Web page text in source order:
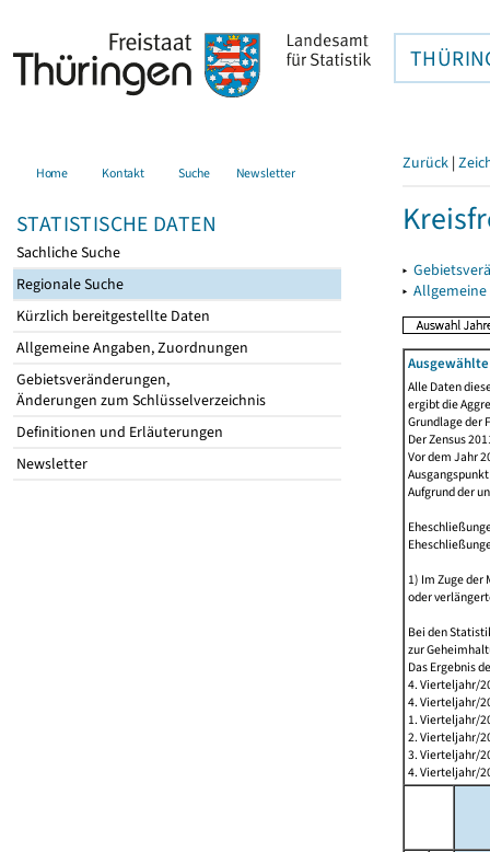
Home Kontakt Suche Newsletter
STATISTISCHE DATEN
Sachliche Suche
Regionale Suche
Kürzlich bereitgestellte Daten
Allgemeine Angaben, Zuordnungen
Gebietsveränderungen,
Änderungen zum Schlüsselverzeichnis
Definitionen und Erläuterungen
Newsletter
Zurück |
▸
▸
Alle Daten
ergibt die
Grundlage der
Der Zensus
Vor dem Jahr
Aufgrund der
1) Im Zuge
oder
Bei den
zur
Das Ergebnis
4. Vierteljahr/
4. Vierteljahr/
1. Vierteljahr/
2. Vierteljahr/
3. Vierteljahr/
4. Vierteljahr/